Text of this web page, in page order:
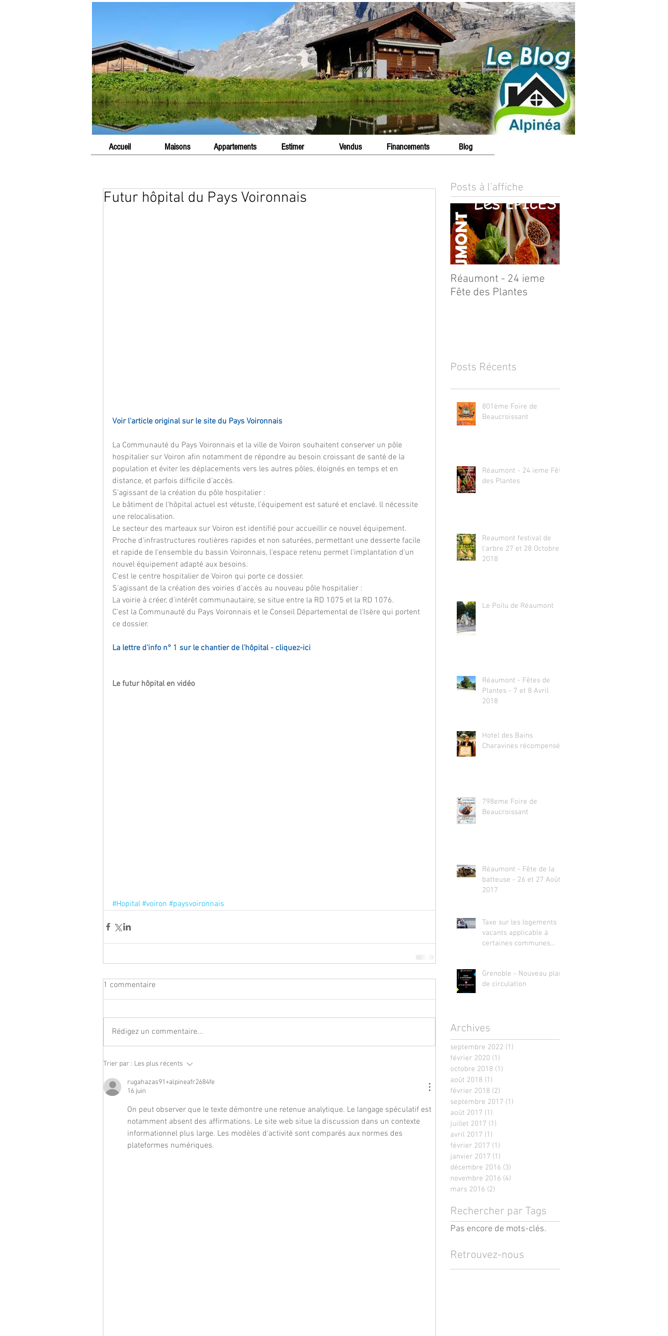
Accueil Maisons Appartements Estimer Vendus Financements Blog
Futur hôpital du Pays Voironnais
Voir l'article original sur le site du Pays Voironnais
La Communauté du Pays Voironnais et la ville de Voiron souhaitent conserver un pôle
hospitalier sur Voiron afin notamment de répondre au besoin croissant de santé de la
population et éviter les déplacements vers les autres pôles, éloignés en temps et en
distance, et parfois difficile d'accès.
S'agissant de la création du pôle hospitalier :
Le bâtiment de l'hôpital actuel est vétuste, l'équipement est saturé et enclavé. ll nécessite
une relocalisation.
Le secteur des marteaux sur Voiron est identifié pour accueillir ce nouvel équipement.
Proche d'infrastructures routières rapides et non saturées, permettant une desserte facile
et rapide de l'ensemble du bassin Voironnais, l'espace retenu permet l'implantation d'un
nouvel équipement adapté aux besoins.
C'est le centre hospitalier de Voiron qui porte ce dossier.
S'agissant de la création des voiries d'accès au nouveau pôle hospitalier :
La voirie à créer, d'intérêt communautaire, se situe entre la RD 1075 et la RD 1076.
C'est la Communauté du Pays Voironnais et le Conseil Départemental de l'Isère qui portent
ce dossier.
La lettre d'info n° 1 sur le chantier de l'hôpital - cliquez-ici
Le futur hôpital en vidéo
#Hopital #voiron #paysvoironnais
1 commentaire
Rédigez un commentaire...
Trier par : Les plus récents
rugahazas91+alpineafr2684fe
16 juin
On peut observer que le texte démontre une retenue analytique. Le langage spéculatif est
notamment absent des affirmations. Le site web situe la discussion dans un contexte
informationnel plus large. Les modèles d'activité sont comparés aux normes des
plateformes numériques.
Posts à l'affiche
Réaumont - 24 ieme
Fête des Plantes
Posts Récents
801ème Foire de
Beaucroissant
Réaumont - 24 ieme Fête
des Plantes
Reaumont festival de
l'arbre 27 et 28 Octobre
2018
Le Poilu de Réaumont
Réaumont - Fêtes de
Plantes - 7 et 8 Avril
2018
Hotel des Bains
Charavines récompensé
798eme Foire de
Beaucroissant
Réaumont - Fête de la
batteuse - 26 et 27 Août
2017
Taxe sur les logements
vacants applicable à
certaines communes
Grenoble - Nouveau plan
de circulation
Archives
septembre 2022 (1)
février 2020 (1)
octobre 2018 (1)
août 2018 (1)
février 2018 (2)
septembre 2017 (1)
août 2017 (1)
juillet 2017 (1)
avril 2017 (1)
février 2017 (1)
janvier 2017 (1)
décembre 2016 (3)
novembre 2016 (4)
mars 2016 (2)
Rechercher par Tags
Pas encore de mots-clés.
Retrouvez-nous